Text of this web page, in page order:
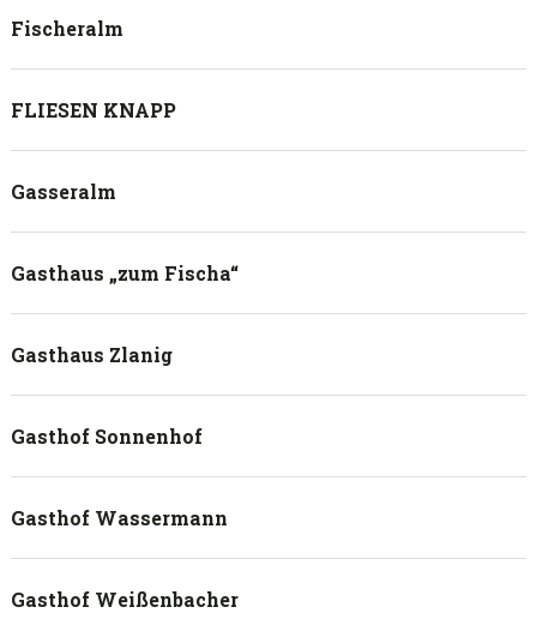
Fischeralm
FLIESEN KNAPP
Gasseralm
Gasthaus „zum Fischa“
Gasthaus Zlanig
Gasthof Sonnenhof
Gasthof Wassermann
Gasthof Weißenbacher